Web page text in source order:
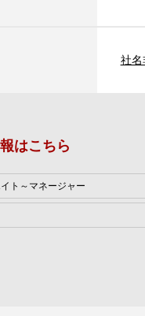
社名
はこちら
ト～マネージャー